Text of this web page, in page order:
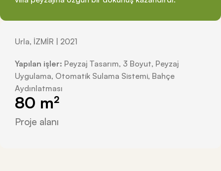
Urla, İZMİR | 2021
Yapılan işler: Peyzaj Tasarım, 3 Boyut, Peyzaj
Uygulama, Otomatik Sulama Sistemi, Bahçe
Aydınlatması
Proje alanı
80 m²